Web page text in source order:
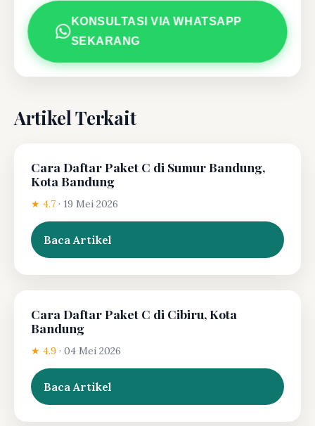
KONSULTASI VIA WHATSAPP
SEKARANG
Artikel Terkait
Cara Daftar Paket C di Sumur Bandung,
Kota Bandung
★ 4.7 · 19 Mei 2026
Baca Artikel
Cara Daftar Paket C di Cibiru, Kota
Bandung
★ 4.9 · 04 Mei 2026
Baca Artikel